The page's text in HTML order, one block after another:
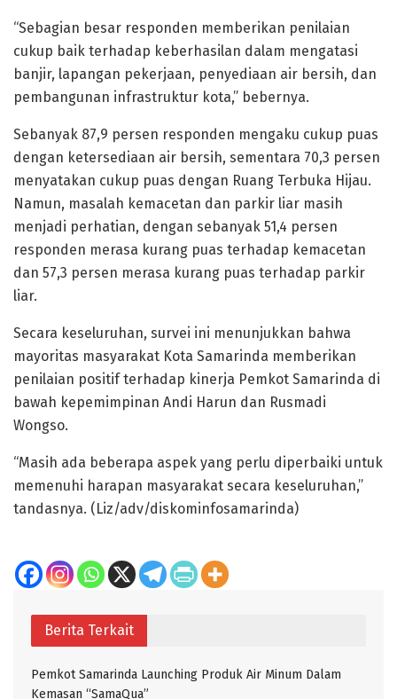
“Sebagian besar responden memberikan penilaian
cukup baik terhadap keberhasilan dalam mengatasi
banjir, lapangan pekerjaan, penyediaan air bersih, dan
pembangunan infrastruktur kota,” bebernya.
Sebanyak 87,9 persen responden mengaku cukup puas
dengan ketersediaan air bersih, sementara 70,3 persen
menyatakan cukup puas dengan Ruang Terbuka Hijau.
Namun, masalah kemacetan dan parkir liar masih
menjadi perhatian, dengan sebanyak 51,4 persen
responden merasa kurang puas terhadap kemacetan
dan 57,3 persen merasa kurang puas terhadap parkir
liar.
Secara keseluruhan, survei ini menunjukkan bahwa
mayoritas masyarakat Kota Samarinda memberikan
penilaian positif terhadap kinerja Pemkot Samarinda di
bawah kepemimpinan Andi Harun dan Rusmadi
Wongso.
“Masih ada beberapa aspek yang perlu diperbaiki untuk
memenuhi harapan masyarakat secara keseluruhan,”
tandasnya. (Liz/adv/diskominfosamarinda)
Berita Terkait
Pemkot Samarinda Launching Produk Air Minum Dalam
Kemasan “SamaQua”